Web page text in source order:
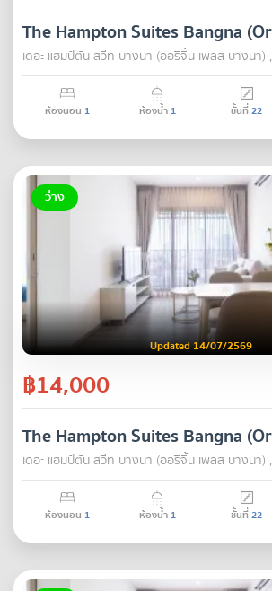
The Hampton Suites Bangna
เดอะ แฮมป์ตัน สวีท บางนา (ออริจิ้น เพลส บางนา)
ห้องนอน 1 ห้องน้ำ 1 ชั้นที่22
ว่าง
Updated 14/07/2569
฿14,000
The Hampton Suites Bangna
เดอะ แฮมป์ตัน สวีท บางนา (ออริจิ้น เพลส บางนา)
ห้องนอน 1 ห้องน้ำ 1 ชั้นที่22